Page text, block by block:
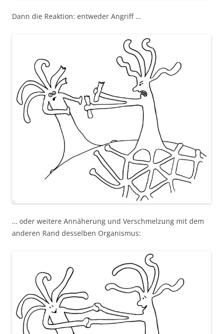
Dann die Reaktion: entweder Angriff …
… oder weitere Annäherung und Verschmelzung mit dem
anderen Rand desselben Organismus: